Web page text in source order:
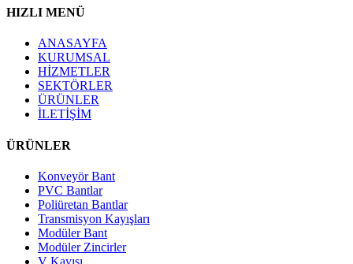
HIZLI MENÜ
ANASAYFA
KURUMSAL
HİZMETLER
SEKTÖRLER
ÜRÜNLER
İLETİŞİM
ÜRÜNLER
Konveyör Bant
PVC Bantlar
Poliüretan Bantlar
Transmisyon Kayışları
Modüler Bant
Modüler Zincirler
V Kayışı